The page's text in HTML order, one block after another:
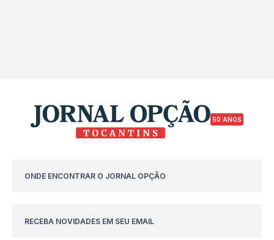
50 ANOS
ONDE ENCONTRAR O JORNAL OPÇÃO
RECEBA NOVIDADES EM SEU EMAIL